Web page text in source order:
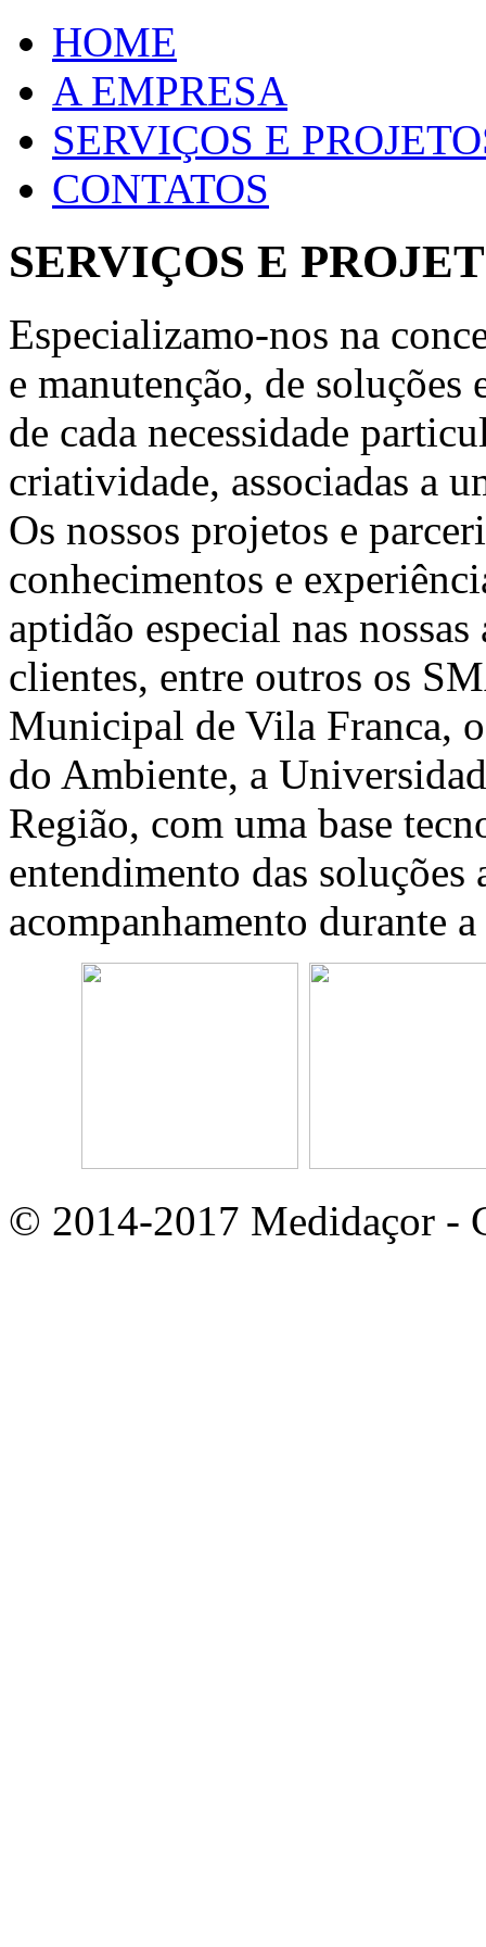
HOME
A EMPRESA
SERVIÇOS E
CONTATOS
SERVIÇOS E
Especializamo-nos na
e manutenção, de soluções
de cada necessidade
criatividade, associadas a
Os nossos projetos e
conhecimentos e
aptidão especial nas
clientes, entre outros os
Municipal de Vila Franca,
do Ambiente, a
Região, com uma base
entendimento das soluções
acompanhamento durante
© 2014-2017 Medidaçor -